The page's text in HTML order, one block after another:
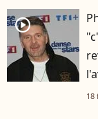
player2
18